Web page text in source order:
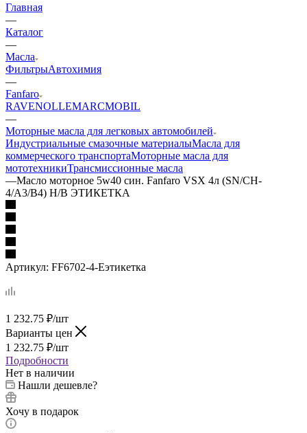
Главная
—
Каталог
—
Масла
ФильтрыАвтохимия
—
Fanfaro
RAVENOLLEMARCMOBIL
—
Моторные масла для легковых автомобилей
Индустриальные смазочные материалыМасла для
коммерческого транспортаМоторные масла для
мототехникиТрансмиссионные масла
—Масло моторное 5w40 син. Fanfaro VSX 4л (SN/CH-
4/A3/B4) Н/В ЭТИКЕТКА
Артикул: FF6702-4-Eэтикетка
1 232.75 ₽/шт
Варианты цен
1 232.75 ₽/шт
Подробности
Нет в наличии
Нашли дешевле?
Хочу в подарок